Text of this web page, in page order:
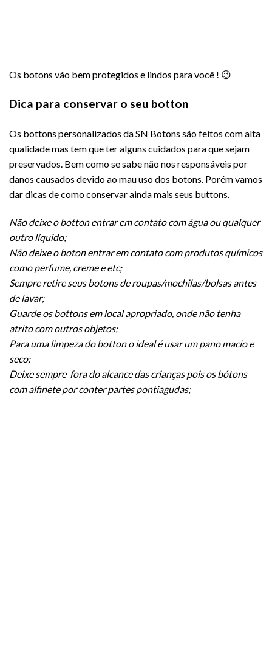
Os botons vão bem protegidos e lindos para você ! 😉
Dica para conservar o seu botton
Os bottons personalizados da SN Botons são feitos com alta
qualidade mas tem que ter alguns cuidados para que sejam
preservados. Bem como se sabe não nos responsáveis por
danos causados devido ao mau uso dos botons. Porém vamos
dar dicas de como conservar ainda mais seus buttons.
Não deixe o botton entrar em contato com água ou qualquer
outro líquido;
Não deixe o boton entrar em contato com produtos químicos
como perfume, creme e etc;
Sempre retire seus botons de roupas/mochilas/bolsas antes
de lavar;
Guarde os bottons em local apropriado, onde não tenha
atrito com outros objetos;
Para uma limpeza do botton o ideal é usar um pano macio e
seco;
Deixe sempre fora do alcance das crianças pois os bótons
com alfinete por conter partes pontiagudas;